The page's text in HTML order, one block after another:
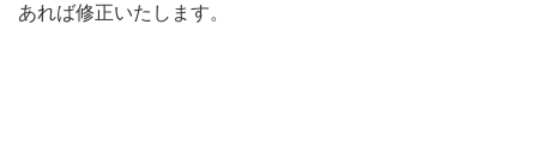
あれば修正いたします。